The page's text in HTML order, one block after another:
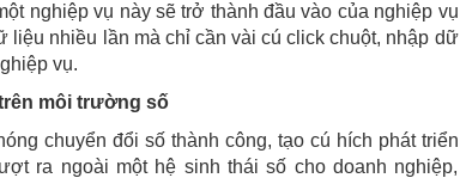
nghiệp vụ này sẽ trở thành đầu vào của nghiệp vụ
liệu nhiều lần mà chỉ cần vài cú click chuột, nhập dữ
vụ.
môi trường số
chuyển đổi số thành công, tạo cú hích phát triển
ra ngoài một hệ sinh thái số cho doanh nghiệp,